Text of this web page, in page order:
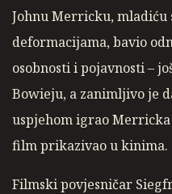
Johnu Merricku, mladiću
deformacijama, bavio
osobnosti i pojavnosti –
Bowieju, a zanimljivo je
uspjehom igrao
film prikazivao u kinima.
Filmski povjesničar